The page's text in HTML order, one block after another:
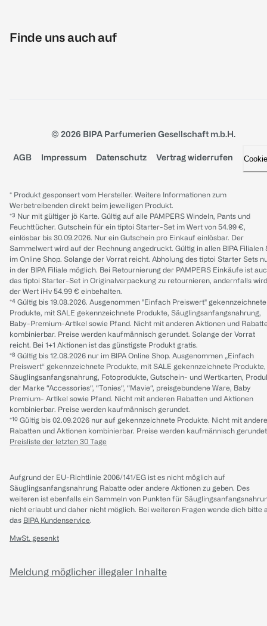
Finde uns auch auf
© 2026 BIPA Parfumerien Gesellschaft m.b.H.
AGB Impressum Datenschutz Vertrag widerrufen
* Produkt gesponsert vom Hersteller. Weitere Informationen zum
Werbetreibenden direkt beim jeweiligen Produkt.
*³ Nur mit gültiger jö Karte. Gültig auf alle PAMPERS Windeln, Pants und
Feuchttücher. Gutschein für ein tiptoi Starter-Set im Wert von 54.99 €,
einlösbar bis 30.09.2026. Nur ein Gutschein pro Einkauf einlösbar. Der
Sammelwert wird auf der Rechnung angedruckt. Gültig in allen BIPA Filialen
im Online Shop. Solange der Vorrat reicht. Abholung des tiptoi Starter Sets
in der BIPA Filiale möglich. Bei Retournierung der PAMPERS Einkäufe ist
das tiptoi Starter-Set in Originalverpackung zu retournieren, andernfalls wird
der Wert iHv 54.99 € einbehalten.
*⁴ Gültig bis 19.08.2026. Ausgenommen "Einfach Preiswert" gekennzeichnete
Produkte, mit SALE gekennzeichnete Produkte, Säuglingsanfangsnahrung,
Baby-Premium-Artikel sowie Pfand. Nicht mit anderen Aktionen und
kombinierbar. Preise werden kaufmännisch gerundet. Solange der Vorrat
reicht. Bei 1+1 Aktionen ist das günstigste Produkt gratis.
*⁸ Gültig bis 12.08.2026 nur im BIPA Online Shop. Ausgenommen „Einfach
Preiswert“ gekennzeichnete Produkte, mit SALE gekennzeichnete Produkte,
Säuglingsanfangsnahrung, Fotoprodukte, Gutschein- und Wertkarten,
der Marke “Accessories“, “Tonies“, “Mavie“, preisgebundene Ware, Baby
Premium- Artikel sowie Pfand. Nicht mit anderen Rabatten und Aktionen
kombinierbar. Preise werden kaufmännisch gerundet.
*¹⁰ Gültig bis 02.09.2026 nur auf gekennzeichnete Produkte. Nicht mit
Rabatten und Aktionen kombinierbar. Preise werden kaufmännisch
Preisliste der letzten 30 Tage
Aufgrund der EU-Richtlinie 2006/141/EG ist es nicht möglich auf
Säuglingsanfangsnahrung Rabatte oder andere Aktionen zu geben. Des
weiteren ist ebenfalls ein Sammeln von Punkten für
nicht erlaubt und daher nicht möglich. Bei weiteren Fragen wende dich bitte
das BIPA Kundenservice.
MwSt. gesenkt
Meldung möglicher illegaler Inhalte